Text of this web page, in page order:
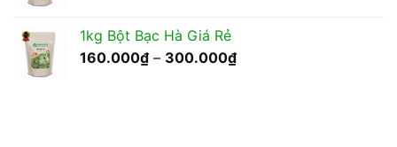
70.000₫
đến
1kg Bột Bạc Hà Giá Rẻ
160.000₫ – 300.000₫Khoảng